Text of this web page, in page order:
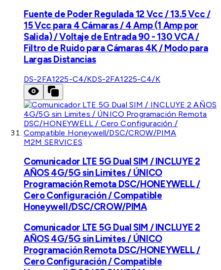
Fuente de Poder Regulada 12 Vcc / 13.5 Vcc /
15 Vcc para 4 Cámaras / 4 Amp (1 Amp por
Salida) / Voltaje de Entrada 90 - 130 VCA /
Filtro de Ruido para Cámaras 4K / Modo para
Largas Distancias
DS-2FA1225-C4/KDS-2FA1225-C4/K
M2M SERVICES
Comunicador LTE 5G Dual SIM / INCLUYE 2
AÑOS 4G/5G sin Limites / ÚNICO
Programación Remota DSC/HONEYWELL /
Cero Configuración / Compatible
Honeywell/DSC/CROW/PIMA
Comunicador LTE 5G Dual SIM / INCLUYE 2
AÑOS 4G/5G sin Limites / ÚNICO
Programación Remota DSC/HONEYWELL /
Cero Configuración / Compatible